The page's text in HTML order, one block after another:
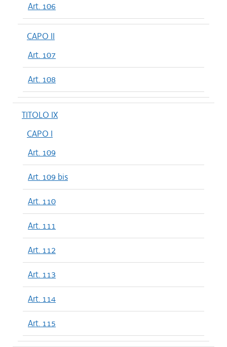
Art. 106
CAPO II
Art. 107
Art. 108
TITOLO IX
CAPO I
Art. 109
Art. 109 bis
Art. 110
Art. 111
Art. 112
Art. 113
Art. 114
Art. 115